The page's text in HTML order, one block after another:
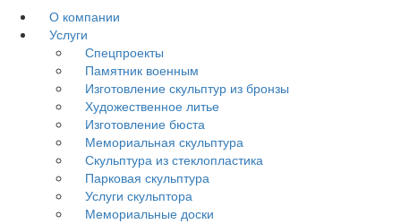
О компании
Услуги
Спецпроекты
Памятник военным
Изготовление скульптур из бронзы
Художественное литье
Изготовление бюста
Мемориальная скульптура
Скульптура из стеклопластика
Парковая скульптура
Услуги скульптора
Мемориальные доски